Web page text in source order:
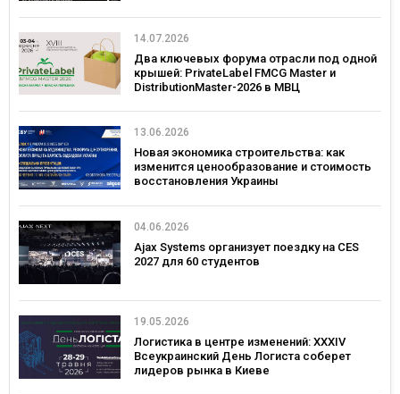
14.07.2026
Два ключевых форума отрасли под одной
крышей: PrivateLabel FMCG Master и
DistributionMaster-2026 в МВЦ
13.06.2026
Новая экономика строительства: как
изменится ценообразование и стоимость
восстановления Украины
04.06.2026
Ajax Systems организует поездку на CES
2027 для 60 студентов
19.05.2026
Логистика в центре изменений: XXXIV
Всеукраинский День Логиста соберет
лидеров рынка в Киеве